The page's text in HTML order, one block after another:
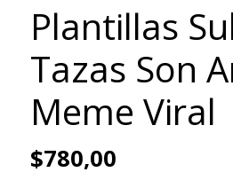
Plantillas
Tazas Son
Meme Viral
$780,00